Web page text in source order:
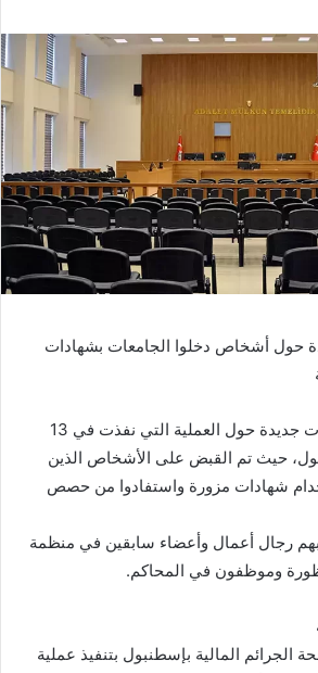
حول أشخاص دخلوا الجامعات بشهادات
تم الكشف عن معلومات جديدة حول العملية التي نفذت في 13
حيث تم القبض على الأشخاص الذين
شهادات مزورة واستفادوا من حصص
بهم رجال أعمال وأعضاء سابقين في منظمة
وموظفون في المحاكم.
المالية بإسطنبول بتنفيذ عملية